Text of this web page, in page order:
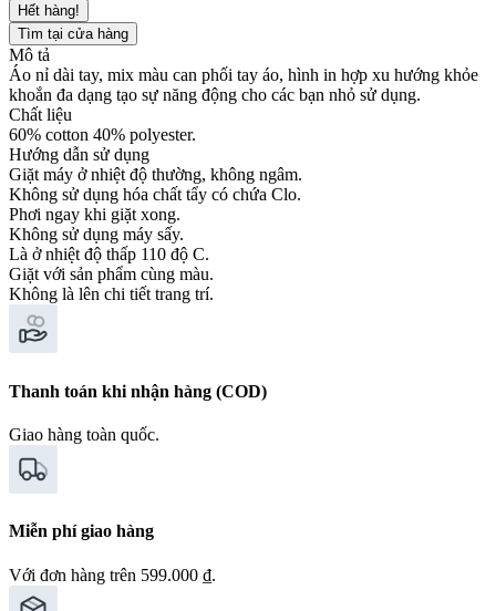
Hết hàng!
Tìm tại cửa hàng
Mô tả
Áo nỉ dài tay, mix màu can phối tay áo, hình in hợp xu hướng khỏe
khoắn đa dạng tạo sự năng động cho các bạn nhỏ sử dụng.
Chất liệu
60% cotton 40% polyester.
Hướng dẫn sử dụng
Giặt máy ở nhiệt độ thường, không ngâm.
Không sử dụng hóa chất tẩy có chứa Clo.
Phơi ngay khi giặt xong.
Không sử dụng máy sấy.
Là ở nhiệt độ thấp 110 độ C.
Giặt với sản phẩm cùng màu.
Không là lên chi tiết trang trí.
Thanh toán khi nhận hàng (COD)
Giao hàng toàn quốc.
Miễn phí giao hàng
Với đơn hàng trên 599.000 ₫.